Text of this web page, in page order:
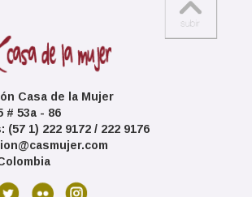
Casa de la Mujer
# 53a - 86
(57 1) 222 9172 / 222 9176